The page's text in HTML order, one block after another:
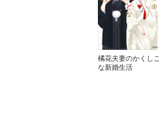
橘花夫妻のかくし
な新婚生活